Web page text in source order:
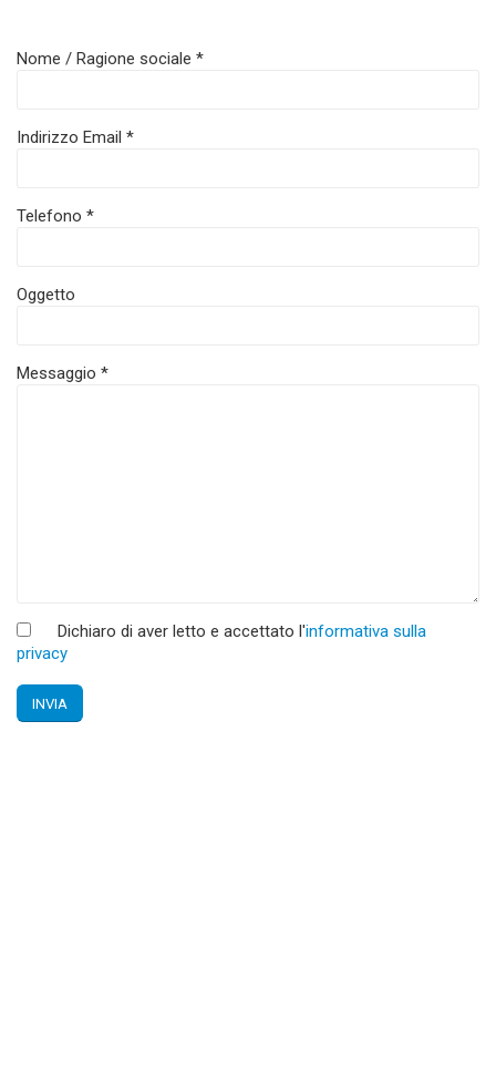
Nome / Ragione sociale *
Indirizzo Email *
Telefono *
Oggetto
Messaggio *
Dichiaro di aver letto e accettato l'informativa sulla
privacy